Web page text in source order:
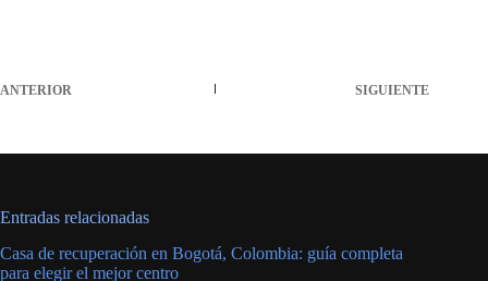
ANTERIOR SIGUIENTE
Entradas relacionadas
Casa de recuperación en Bogotá, Colombia: guía completa
para elegir el mejor centro